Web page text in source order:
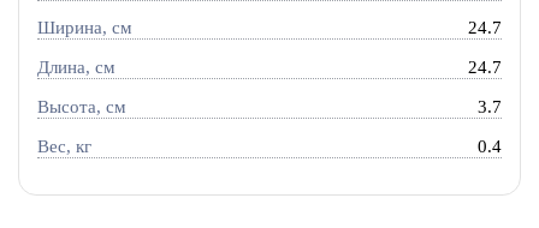
Ширина, см 24.7
Длина, см 24.7
Высота, см 3.7
Вес, кг 0.4